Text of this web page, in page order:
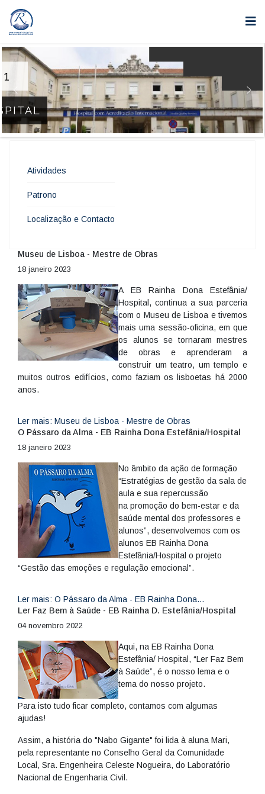
Atividades
Patrono
Localização e Contacto
Museu de Lisboa - Mestre de Obras
18 janeiro 2023
A EB Rainha Dona Estefânia/
Hospital, continua a sua parceria
com o Museu de Lisboa e tivemos
mais uma sessão-oficina, em que
os alunos se tornaram mestres
de obras e aprenderam a
construir um teatro, um templo e
muitos outros edifícios, como faziam os lisboetas há 2000
anos.
Ler mais: Museu de Lisboa - Mestre de Obras
O Pássaro da Alma - EB Rainha Dona Estefânia/Hospital
18 janeiro 2023
No âmbito da ação de formação
“Estratégias de gestão da sala de
aula e sua repercussão
na promoção do bem-estar e da
saúde mental dos professores e
alunos”, desenvolvemos com os
alunos EB Rainha Dona
Estefânia/Hospital o projeto
“Gestão das emoções e regulação emocional”.
Ler mais: O Pássaro da Alma - EB Rainha Dona...
Ler Faz Bem à Saúde - EB Rainha D. Estefânia/Hospital
04 novembro 2022
Aqui, na EB Rainha Dona
Estefânia/ Hospital, “Ler Faz Bem
à Saúde”, é o nosso lema e o
tema do nosso projeto.
Para isto tudo ficar completo, contamos com algumas
ajudas!
Assim, a história do "Nabo Gigante" foi lida à aluna Mari,
pela representante no Conselho Geral da Comunidade
Local, Sra. Engenheira Celeste Nogueira, do Laboratório
Nacional de Engenharia Civil.